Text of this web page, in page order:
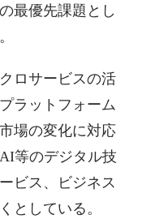
最優先課題とし
ロサービスの活
ラットフォーム
場の変化に対応
等のデジタル技
ビス、ビジネス
としている。